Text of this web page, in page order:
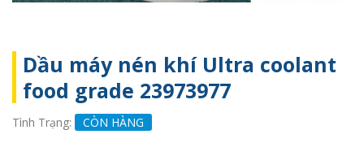
Dầu máy nén khí Ultra coolant
food grade 23973977
Tình Trạng: CÒN HÀNG